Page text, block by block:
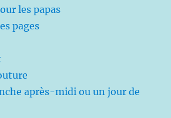
les papas
pages
après-midi ou un jour de